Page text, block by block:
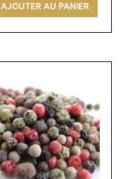
AJOUTER AU PANIER